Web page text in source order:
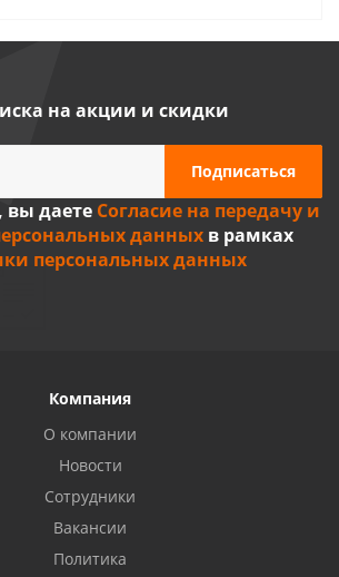
на акции и скидки
вы даете Согласие на передачу и
данныхв рамках
персональных данных
Компания
О компании
Новости
Сотрудники
Вакансии
Политика